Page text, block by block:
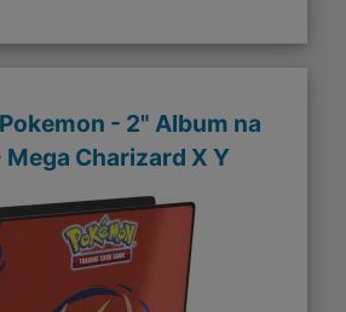
- 2" Album na
Charizard X Y